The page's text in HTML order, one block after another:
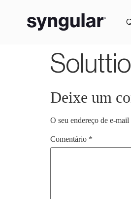
Deixe um
O seu endereço de e-
Comentário *